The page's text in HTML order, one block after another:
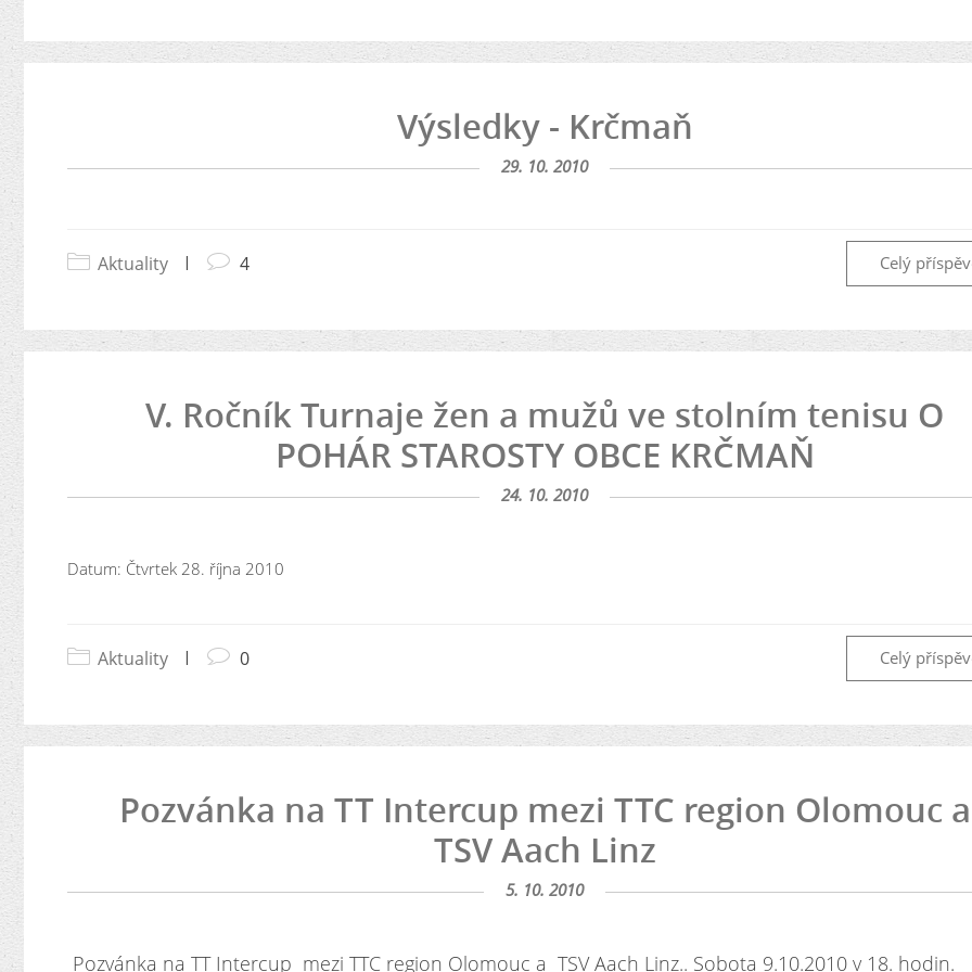
Výsledky - Krčmaň
29. 10. 2010
Celý
Aktuality | 4
V. Ročník Turnaje žen a mužů ve stolním tenisu O
POHÁR STAROSTY OBCE KRČMAŇ
24. 10. 2010
Datum: Čtvrtek 28. října 2010
Celý
Aktuality | 0
Pozvánka na TT Intercup mezi TTC region Olomouc a
TSV Aach Linz
5. 10. 2010
Pozvánka na TT Intercup mezi TTC region Olomouc a TSV Aach Linz.. Sobota 9.10.2010 v 18. hodin.